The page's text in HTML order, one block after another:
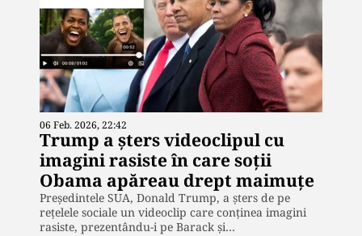
06 Feb. 2026, 22:42
Trump a șters videoclipul cu
imagini rasiste în care soții
Obama apăreau drept maimuțe
Președintele SUA, Donald Trump, a șters de pe
rețelele sociale un videoclip care conținea imagini
rasiste, prezentându-i pe Barack și…